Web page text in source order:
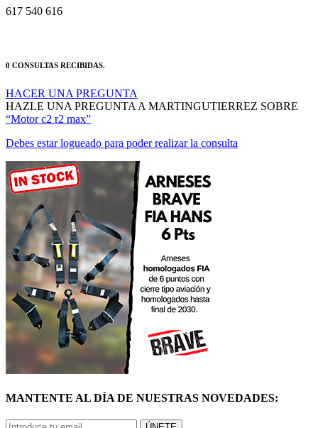
HAZLE UNA PREGUNTA A MARTINGUTIERREZ SOBRE
“Motor c2 r2 max”
Debes estar logueado para poder realizar la consulta